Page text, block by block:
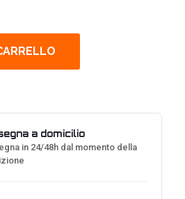
a domicilio
in 24/48h dal momento della